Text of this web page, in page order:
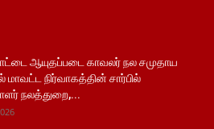
ஆயுதப்படை காவலர் நல சமுதாய
மாவட்ட நிர்வாகத்தின் சார்பில்
நலத்துறை,...